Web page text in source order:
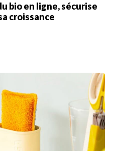
bio en ligne, sécurise
croissance